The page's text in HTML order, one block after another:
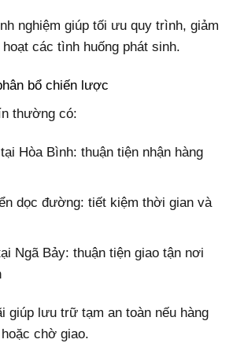
nghiệm giúp tối ưu quy trình, giảm
các tình huống phát sinh.
bổ chiến lược
thường có:
Hòa Bình: thuận tiện nhận hàng
dọc đường: tiết kiệm thời gian và
Ngã Bảy: thuận tiện giao tận nơi
giúp lưu trữ tạm an toàn nếu hàng
chờ giao.